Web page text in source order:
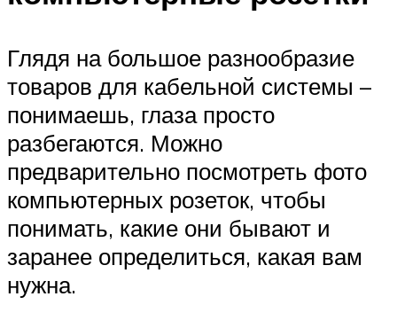
Глядя на большое разнообразие
товаров для кабельной системы –
понимаешь, глаза просто
разбегаются. Можно
предварительно посмотреть фото
компьютерных розеток, чтобы
понимать, какие они бывают и
заранее определиться, какая вам
нужна.